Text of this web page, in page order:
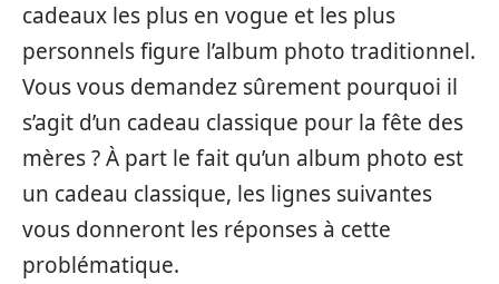
cadeaux les plus en vogue et les plus
personnels figure l’album photo traditionnel.
Vous vous demandez sûrement pourquoi il
s’agit d’un cadeau classique pour la fête des
mères ? À part le fait qu’un album photo est
un cadeau classique, les lignes suivantes
vous donneront les réponses à cette
problématique.